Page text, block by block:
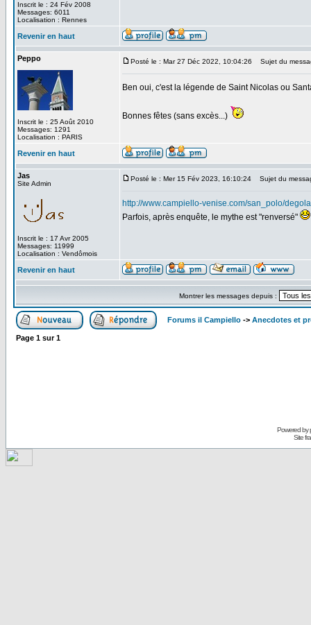
Inscrit le : 24 Fév 2008
Messages: 6011
Localisation : Rennes
Revenir en haut
Peppo
Inscrit le : 25 Août 2010
Messages: 1291
Localisation : PARIS
Posté le : Mar 27 Déc 2022, 10:04:26 Sujet du
Ben oui, c'est la légende de Saint Nicolas ou
Bonnes fêtes (sans excès...)
Revenir en haut
Jas
Site Admin
Inscrit le : 17 Avr 2005
Messages: 11999
Localisation : Vendômois
Posté le : Mer 15 Fév 2023, 16:10:24 Sujet du
http://www.campiello-venise.com/san_polo/
Parfois, après enquête, le mythe est "renversé"
Revenir en haut
Montrer les messages depuis :
Forums il Campiello -> Anecdotes et
Page 1 sur1
Powered by
Site